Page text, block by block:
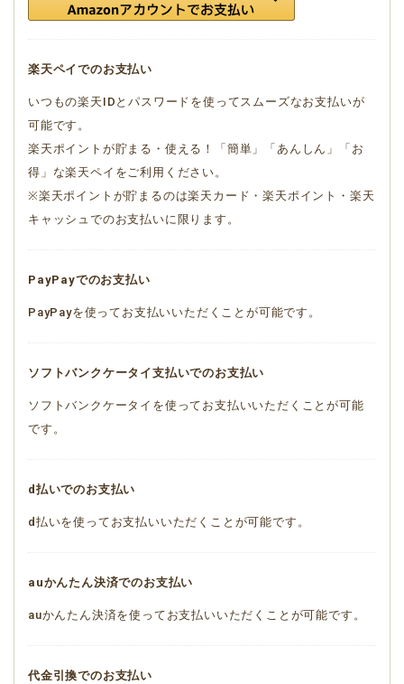
楽天ペイでのお支払い
いつもの楽天IDとパスワードを使ってスムーズなお支払いが
可能です。
楽天ポイントが貯まる・使える！「簡単」「あんしん」「お
得」な楽天ペイをご利用ください。
※楽天ポイントが貯まるのは楽天カード・楽天ポイント・楽天
キャッシュでのお支払いに限ります。
PayPayでのお支払い
PayPayを使ってお支払いいただくことが可能です。
ソフトバンクケータイ支払いでのお支払い
ソフトバンクケータイを使ってお支払いいただくことが可能
です。
d払いでのお支払い
d払いを使ってお支払いいただくことが可能です。
auかんたん決済でのお支払い
auかんたん決済を使ってお支払いいただくことが可能です。
代金引換でのお支払い